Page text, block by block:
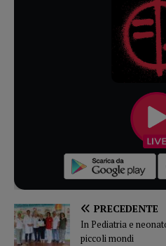
PRECEDENTE
In Pediatria e
piccoli mondi